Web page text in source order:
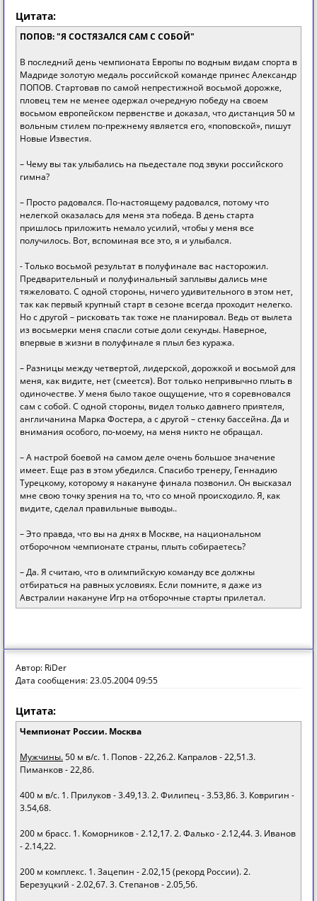
Цитата:
ПОПОВ: "Я СОСТЯЗАЛСЯ САМ С СОБОЙ"
В последний день чемпионата Европы по водным видам спорта в
Мадриде золотую медаль российской команде принес Александр
ПОПОВ. Стартовав по самой непрестижной восьмой дорожке,
пловец тем не менее одержал очередную победу на своем
восьмом европейском первенстве и доказал, что дистанция 50 м
вольным стилем по-прежнему является его, «поповской», пишут
Новые Известия.
– Чему вы так улыбались на пьедестале под звуки российского
гимна?
– Просто радовался. По-настоящему радовался, потому что
нелегкой оказалась для меня эта победа. В день старта
пришлось приложить немало усилий, чтобы у меня все
получилось. Вот, вспоминая все это, я и улыбался.
- Только восьмой результат в полуфинале вас насторожил.
Предварительный и полуфинальный заплывы дались мне
тяжеловато. С одной стороны, ничего удивительного в этом нет,
так как первый крупный старт в сезоне всегда проходит нелегко.
Но с другой – рисковать так тоже не планировал. Ведь от вылета
из восьмерки меня спасли сотые доли секунды. Наверное,
впервые в жизни в полуфинале я плыл без куража.
– Разницы между четвертой, лидерской, дорожкой и восьмой для
меня, как видите, нет (смеется). Вот только непривычно плыть в
одиночестве. У меня было такое ощущение, что я соревновался
сам с собой. С одной стороны, видел только давнего приятеля,
англичанина Марка Фостера, а с другой – стенку бассейна. Да и
внимания особого, по-моему, на меня никто не обращал.
– А настрой боевой на самом деле очень большое значение
имеет. Еще раз в этом убедился. Спасибо тренеру, Геннадию
Турецкому, которому я накануне финала позвонил. Он высказал
мне свою точку зрения на то, что со мной происходило. Я, как
видите, сделал правильные выводы..
– Это правда, что вы на днях в Москве, на национальном
отборочном чемпионате страны, плыть собираетесь?
– Да. Я считаю, что в олимпийскую команду все должны
отбираться на равных условиях. Если помните, я даже из
Австралии накануне Игр на отборочные старты прилетал.
Автор: RiDer
Дата сообщения: 23.05.2004 09:55
Цитата:
Чемпионат России. Москва
Мужчины.50 м в/с. 1. Попов - 22,26.2. Капралов - 22,51.3.
Пиманков - 22,86.
400 м в/с. 1. Прилуков - 3.49,13. 2. Филипец - 3.53,86. 3. Ковригин -
3.54,68.
200 м брасс. 1. Коморников - 2.12,17. 2. Фалько - 2.12,44. 3. Иванов
- 2.14,22.
200 м комплекс. 1. Зацепин - 2.02,15 (рекорд России). 2.
Березуцкий - 2.02,67. 3. Степанов - 2.05,56.